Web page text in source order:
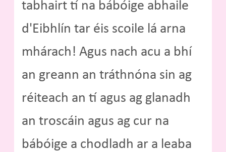
tabhairt tí na bábóige abhaile
d'Eibhlín tar éis scoile lá arna
mhárach! Agus nach acu a bhí
an greann an tráthnóna sin ag
réiteach an tí agus ag glanadh
an troscáin agus ag cur na
bábóige a chodladh ar a leaba